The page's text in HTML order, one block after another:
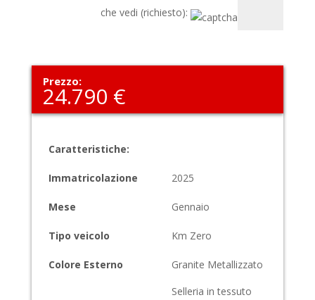
che vedi (richiesto):
Prezzo:
24.790 €
Caratteristiche:
Immatricolazione 2025
Mese Gennaio
Tipo veicolo Km Zero
Colore Esterno Granite Metallizzato
Selleria in tessuto